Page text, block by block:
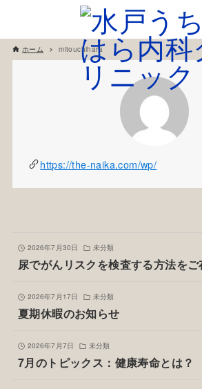
ホーム mitouchihara
https://the-naika.com/wp/
2026年7月30日 未分類
尿でがんリスクを検査する方法をご
2026年7月17日 未分類
夏期休暇のお知らせ
2026年7月7日 未分類
7月のトピックス：健康寿命とは？